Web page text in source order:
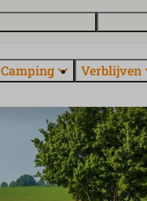
Camping Verblijven